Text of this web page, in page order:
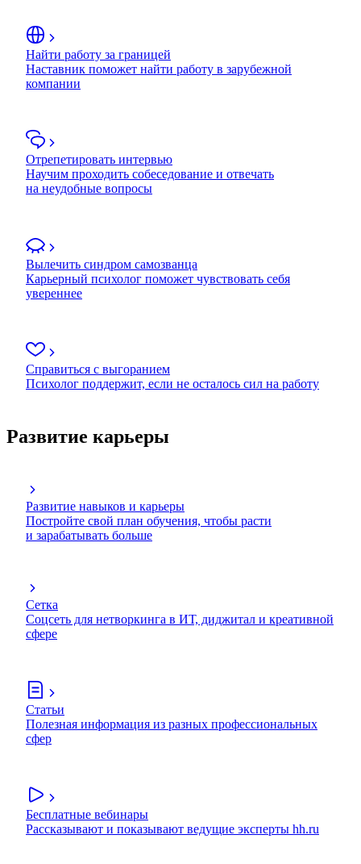
Найти работу за границей
Наставник поможет найти работу в зарубежной
компании
Отрепетировать интервью
Научим проходить собеседование и отвечать
на неудобные вопросы
Вылечить синдром самозванца
Карьерный психолог поможет чувствовать себя
увереннее
Справиться с выгоранием
Психолог поддержит, если не осталось сил на работу
Развитие карьеры
Развитие навыков и карьеры
Постройте свой план обучения, чтобы расти
и зарабатывать больше
Сетка
Соцсеть для нетворкинга в ИТ, диджитал и креативной
сфере
Статьи
Полезная информация из разных профессиональных
сфер
Бесплатные вебинары
Рассказывают и показывают ведущие эксперты hh.ru